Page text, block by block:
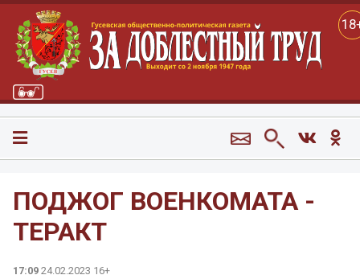
ПОДЖОГ ВОЕНКОМАТА -
ТЕРАКТ
17:09 24.02.2023 16+